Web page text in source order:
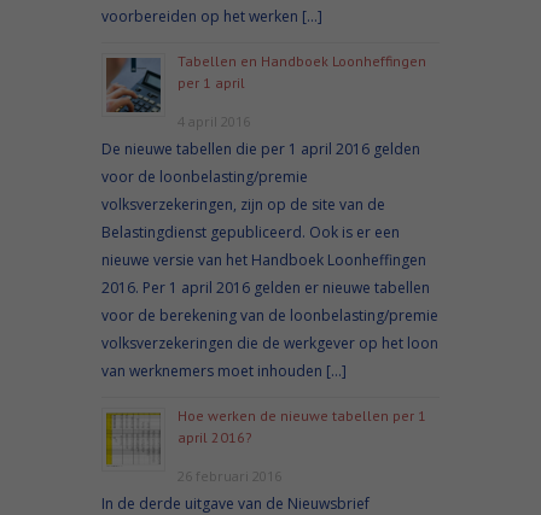
voorbereiden op het werken […]
Tabellen en Handboek Loonheffingen
per 1 april
4 april 2016
De nieuwe tabellen die per 1 april 2016 gelden
voor de loonbelasting/premie
volksverzekeringen, zijn op de site van de
Belastingdienst gepubliceerd. Ook is er een
nieuwe versie van het Handboek Loonheffingen
2016. Per 1 april 2016 gelden er nieuwe tabellen
voor de berekening van de loonbelasting/premie
volksverzekeringen die de werkgever op het loon
van werknemers moet inhouden […]
Hoe werken de nieuwe tabellen per 1
april 2016?
26 februari 2016
In de derde uitgave van de Nieuwsbrief